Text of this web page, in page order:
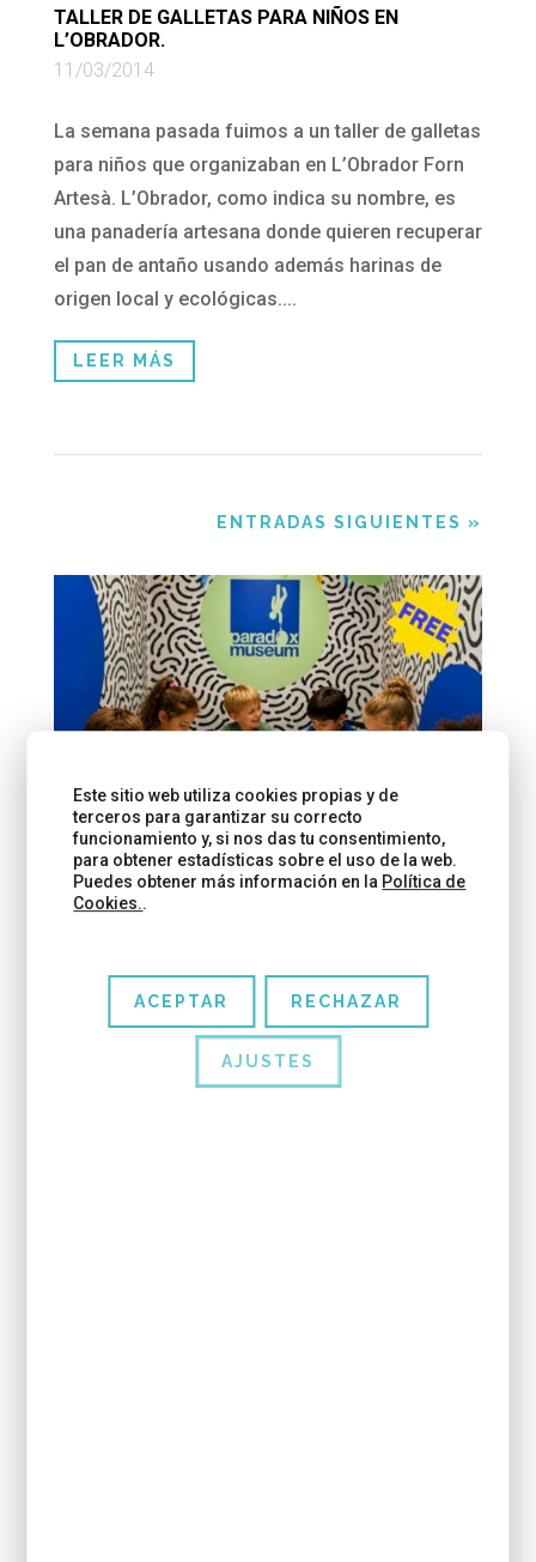
TALLER DE GALLETAS PARA NIÑOS EN
L’OBRADOR.
11/03/2014
La semana pasada fuimos a un taller de galletas
para niños que organizaban en L’Obrador Forn
Artesà. L’Obrador, como indica su nombre, es
una panadería artesana donde quieren recuperar
el pan de antaño usando además harinas de
origen local y ecológicas....
LEER MÁS
ENTRADAS SIGUIENTES »
Este sitio web utiliza cookies propias y de
terceros para garantizar su correcto
funcionamiento y, si nos das tu consentimiento,
para obtener estadísticas sobre el uso de la web.
Puedes obtener más información en la Política de
Cookies..
ACEPTAR RECHAZAR
AJUSTES